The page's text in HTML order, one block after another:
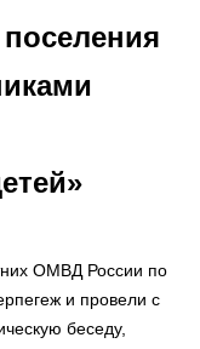
ОМВД России по
и провели с
беседу,